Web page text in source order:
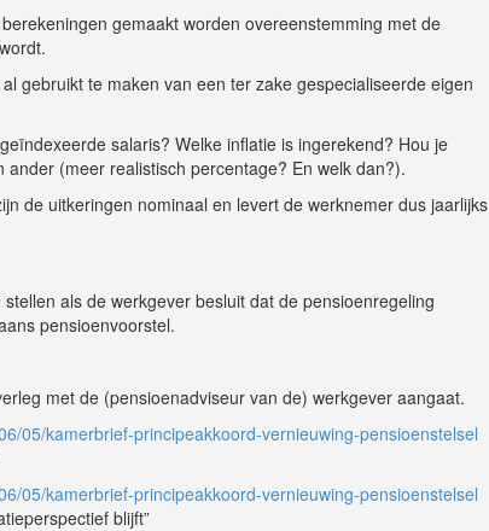
gemaakt worden overeenstemming met de
gebruikt te maken van een ter zake gespecialiseerde eigen
salaris? Welke inflatie is ingerekend? Hou je
(meer realistisch percentage? En welk dan?).
de uitkeringen nominaal en levert de werknemer dus jaarlijks
als de werkgever besluit dat de pensioenregeling
pensioenvoorstel.
met de (pensioenadviseur van de) werkgever aangaat.
05/kamerbrief-principeakkoord-vernieuwing-pensioenstelsel
05/kamerbrief-principeakkoord-vernieuwing-pensioenstelsel
blijft”